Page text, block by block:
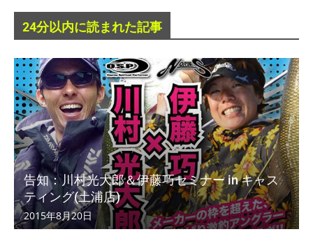
24分以内に読まれた記事
告知：川村光大郎＆伊藤巧セミナー in キャス
ティング(土浦店)
2015年8月20日